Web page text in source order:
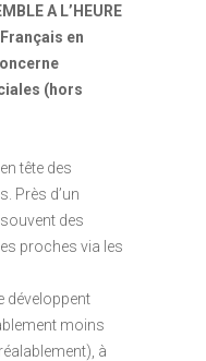
A L’HEURE
en
(hors
tête des
Près d’un
des
proches via les
développent
moins
à